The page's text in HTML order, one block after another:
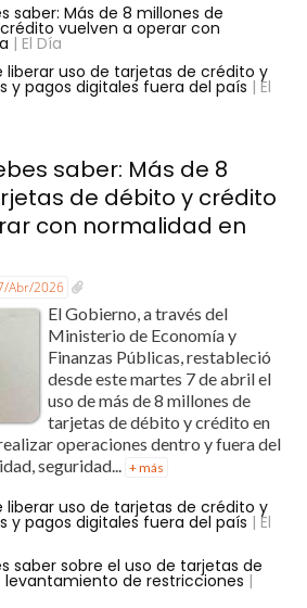
saber: Más de 8 millones de
vuelven a operar con
| El Día
liberar uso de tarjetas de crédito y
y pagos digitales fuera del país | El
saber: Más de 8
de débito y crédito
con normalidad en
Abr/2026
El Gobierno, a través del
Ministerio de Economía y
Finanzas Públicas, restableció
desde este martes 7 de abril el
uso de más de 8 millones de
tarjetas de débito y crédito en
operaciones dentro y fuera del
seguridad...
+ más
liberar uso de tarjetas de crédito y
y pagos digitales fuera del país | El
saber sobre el uso de tarjetas de
de restricciones |